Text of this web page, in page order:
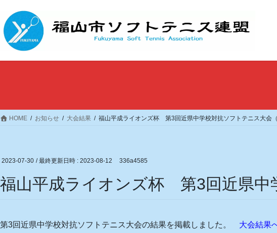
ン
テ
ン
プ
ビ
ゲ
ー
動
HOME お知らせ 大会結果 福山平成ライオンズ杯 第3回近県中学校対抗ソフトテニス大会
2023-07-30 / 最終更新日時 : 2023-08-12 336a4585
福山平成ライオンズ杯 第3回近県
第3回近県中学校対抗ソフトテニス大会の結果を掲載しました。 大会結果